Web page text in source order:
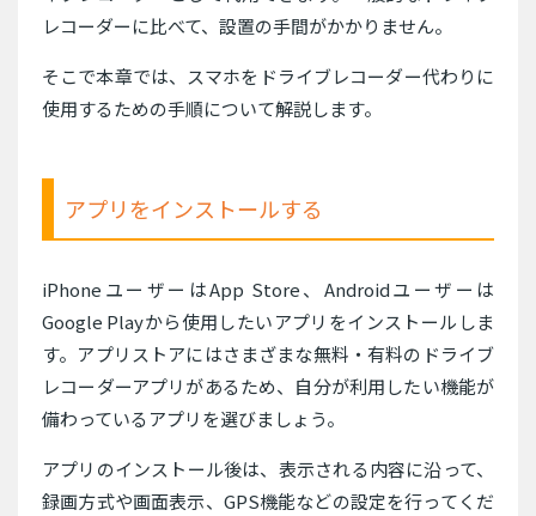
レコーダーに比べて、設置の手間がかかりません。
そこで本章では、スマホをドライブレコーダー代わりに
使用するための手順について解説します。
アプリをインストールする
iPhoneユーザーはApp Store、Androidユーザーは
Google Playから使用したいアプリをインストールしま
す。アプリストアにはさまざまな無料・有料のドライブ
レコーダーアプリがあるため、自分が利用したい機能が
備わっているアプリを選びましょう。
アプリのインストール後は、表示される内容に沿って、
録画方式や画面表示、GPS機能などの設定を行ってくだ